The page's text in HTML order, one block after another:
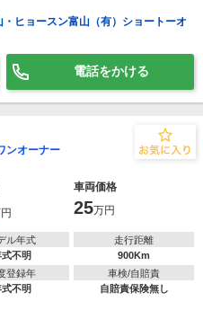
ヒョースン富山（有）ショートーオ
電話をかける
オーナー
車両価格
25万円
ル年式
式不明
走行距離
900Km
登録年
式不明
車検/自賠責
自賠責保険無し